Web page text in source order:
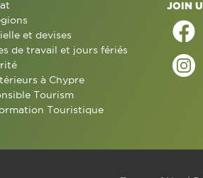
et devises
de travail et jours fériés
à Chypre
Tourism
Touristique
JOIN